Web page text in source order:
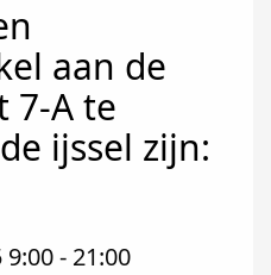
aan de
7-A te
ijssel zijn:
- 21:00